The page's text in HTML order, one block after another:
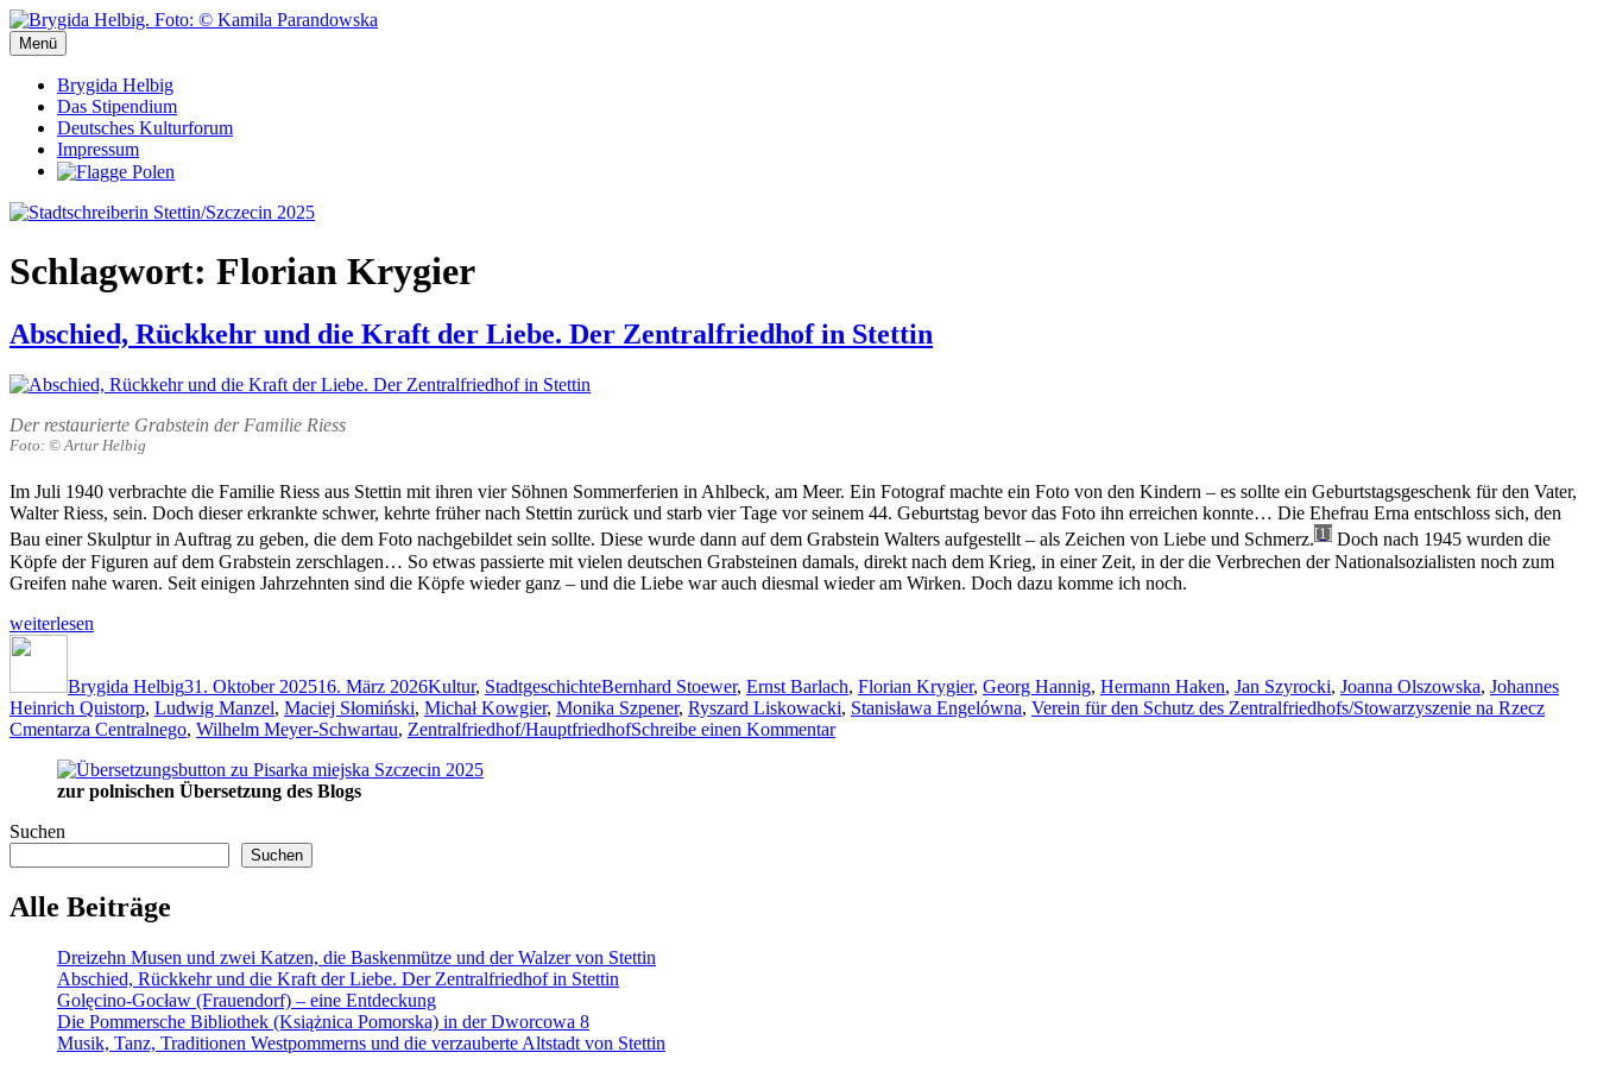
Zum
Inhalt
springen
Stadtschreiberin Stettin/Szczecin 2025
Stadtschreiberin Stettin/Szczecin 2025
Menü
Brygida Helbig
Das Stipendium
Deutsches Kulturforum
Impressum
Schlagwort: Florian Krygier
Abschied, Rückkehr und die Kraft der Liebe. Der Zentralfriedhof in Stettin
Der restaurierte Grabstein der Familie Riess
Foto: © Artur Helbig
Im Juli 1940 verbrachte die Familie Riess aus Stettin mit ihren vier Söhnen Sommerferien in Ahlbeck, am Meer. Ein Fotograf machte ein Foto von den Kindern – es sollte ein Geburtstagsgeschenk für den Vater,
Walter Riess, sein. Doch dieser erkrankte schwer, kehrte früher nach Stettin zurück und starb vier Tage vor seinem 44. Geburtstag bevor das Foto ihn erreichen konnte… Die Ehefrau Erna entschloss sich, den
Bau einer Skulptur in Auftrag zu geben, die dem Foto nachgebildet sein sollte. Diese wurde dann auf dem Grabstein Walters aufgestellt – als Zeichen von Liebe und Schmerz.[1] Doch nach 1945 wurden die
Köpfe der Figuren auf dem Grabstein zerschlagen… So etwas passierte mit vielen deutschen Grabsteinen damals, direkt nach dem Krieg, in einer Zeit, in der die Verbrechen der Nationalsozialisten noch zum
Greifen nahe waren. Seit einigen Jahrzehnten sind die Köpfe wieder ganz – und die Liebe war auch diesmal wieder am Wirken. Doch dazu komme ich noch.
„Abschied,
Rückkehr
Kraft
der
Zentralfriedhof
Stettin“
weiterlesen
Brygida Helbig31. Oktober 202516. März 2026Kultur, StadtgeschichteBernhard Stoewer, Ernst Barlach, Florian Krygier, Georg Hannig, Hermann Haken, Jan Szyrocki, Joanna Olszowska, Johannes
Heinrich Quistorp, Ludwig Manzel, Maciej Słomiński, Michał Kowgier, Monika Szpener, Ryszard Liskowacki, Stanisława Engelówna, Verein für den Schutz des Zentralfriedhofs/Stowarzyszenie na Rzecz
Cmentarza Centralnego, Wilhelm Meyer-Schwartau, Zentralfriedhof/HauptfriedhofSchreibe einen Kommentarzu
zur polnischen Übersetzung des Blogs
Suchen
Suchen
Alle Beiträge
Dreizehn Musen und zwei Katzen, die Baskenmütze und der Walzer von Stettin
Abschied, Rückkehr und die Kraft der Liebe. Der Zentralfriedhof in Stettin
Golęcino-Gocław (Frauendorf) – eine Entdeckung
Die Pommersche Bibliothek (Książnica Pomorska) in der Dworcowa 8
Musik, Tanz, Traditionen Westpommerns und die verzauberte Altstadt von Stettin